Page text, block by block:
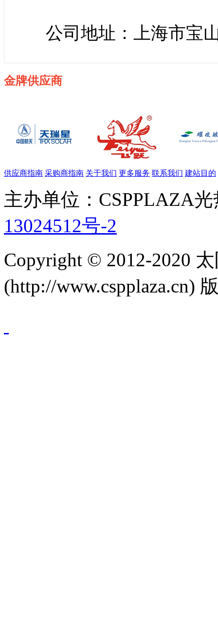
公司地址：上海市宝
金牌供应商
供应商指南 采购商指南 关于我们 更多服务 联系我们 建站目的
主办单位：CSPPLAZA
13024512号-2
Copyright © 2012-2020
(http://www.cspplaza.cn)